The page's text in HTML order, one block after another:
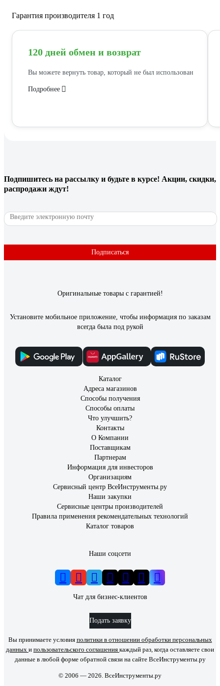
Гарантия производителя 1 год
120 дней обмен и возврат
Вы можете вернуть товар, который не был использован
Подробнее
Подпишитесь на рассылку и будьте в курсе! Акции, скидки,
распродажи ждут!
Подписаться
Оригинальные товары с гарантией!
Установите мобильное приложение, чтобы информация по заказам
всегда была под рукой
Каталог
Адреса магазинов
Способы получения
Способы оплаты
Что улучшить?
Контакты
О Компании
Поставщикам
Партнерам
Информация для инвесторов
Организациям
Сервисный центр ВсеИнструменты.ру
Наши закупки
Сервисные центры производителей
Правила применения рекомендательных технологий
Каталог товаров
Наши соцсети
Чат для бизнес-клиентов
Подать заявку
Вы принимаете условия политики в отношении обработки персональных
данных и пользовательского соглашения каждый раз, когда оставляете свои
данные в любой форме обратной связи на сайте ВсеИнструменты.ру
© 2006 — 2026. ВсеИнструменты.ру